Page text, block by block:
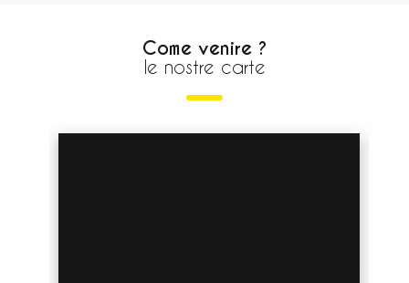
Come venire ?
le nostre carte